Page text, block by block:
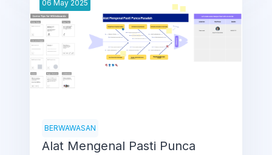
06 May 2025
BERWAWASAN
Alat Mengenal Pasti Punca